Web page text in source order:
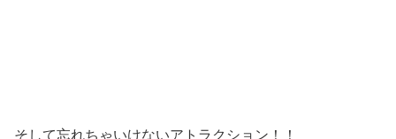
そして忘れちゃいけないアトラクション！！